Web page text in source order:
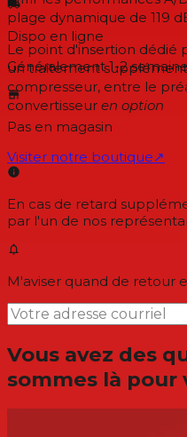
plage dynamique de 119
Le point d'insertion dédié
un traitement
compresseur, entre le
convertisseur en option
Dispo en ligne
Généralement 1-2
Pas en magasin
Visiter notre boutique↗
En cas de retard
par l'un de nos
M'aviser quand de retour
Vous avez des
sommes là pour